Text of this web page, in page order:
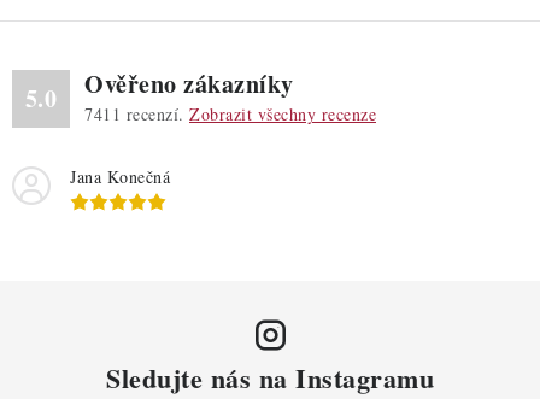
5.0 Ověřeno zákazníky
7411 recenzí. Zobrazit všechny recenze
Jana Konečná
Sledujte nás na Instagramu